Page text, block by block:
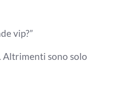
vip?”
Altrimenti sono solo